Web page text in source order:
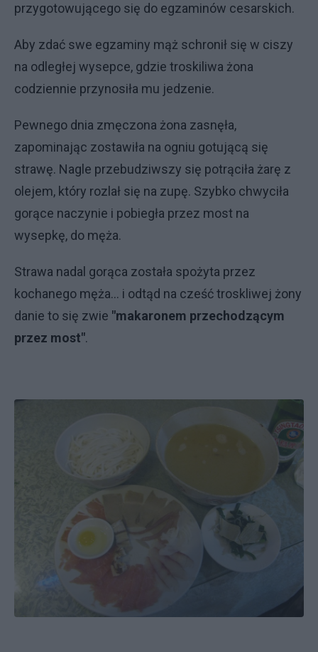
przygotowującego się do egzaminów cesarskich.
Aby zdać swe egzaminy mąż schronił się w ciszy
na odległej wysepce, gdzie troskiliwa żona
codziennie przynosiła mu jedzenie.
Pewnego dnia zmęczona żona zasnęła,
zapominając zostawiła na ogniu gotującą się
strawę. Nagle przebudziwszy się potrąciła żarę z
olejem, który rozlał się na zupę. Szybko chwyciła
gorące naczynie i pobiegła przez most na
wysepkę, do męża.
Strawa nadal gorąca została spożyta przez
kochanego męża... i odtąd na cześć troskliwej żony
danie to się zwie "makaronem przechodzącym
przez most".